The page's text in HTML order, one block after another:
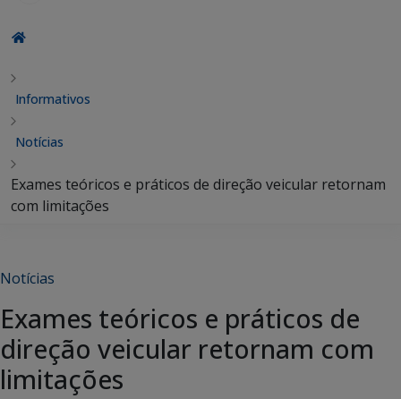
Informativos
Notícias
Exames teóricos e práticos de direção veicular retornam
com limitações
Notícias
Exames teóricos e práticos de
direção veicular retornam com
limitações